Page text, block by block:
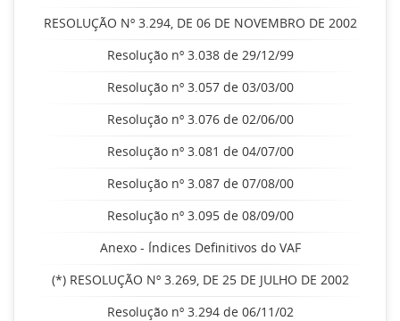
RESOLUÇÃO Nº 3.294, DE 06 DE NOVEMBRO DE 2002
Resolução nº 3.038 de 29/12/99
Resolução nº 3.057 de 03/03/00
Resolução nº 3.076 de 02/06/00
Resolução nº 3.081 de 04/07/00
Resolução nº 3.087 de 07/08/00
Resolução nº 3.095 de 08/09/00
Anexo - Índices Definitivos do VAF
(*) RESOLUÇÃO Nº 3.269, DE 25 DE JULHO DE 2002
Resolução nº 3.294 de 06/11/02